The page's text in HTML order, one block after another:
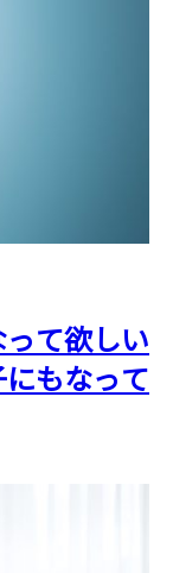
って欲しい
もなって